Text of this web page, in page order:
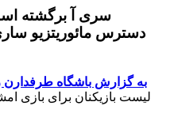
سری آ برگشته
دسترس مائوریتزیو
به گزارش باشگاه
لیست بازیکنان برای بازی